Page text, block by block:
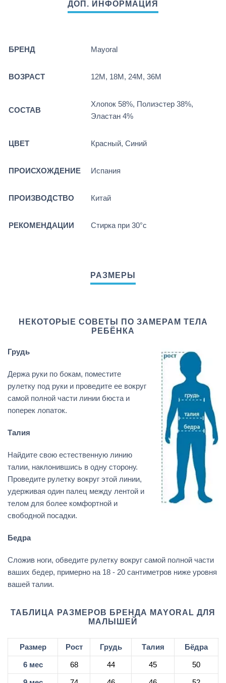
БРЕНД Mayoral
ВОЗРАСТ 12М, 18М, 24М, 36М
СОСТАВ
Хлопок 58%, Полиэстер 38%,
Эластан 4%
ЦВЕТ Красный, Синий
ПРОИСХОЖДЕНИЕ Испания
ПРОИЗВОДСТВО Китай
РЕКОМЕНДАЦИИ Стирка при 30°c
НЕКОТОРЫЕ СОВЕТЫ ПО ЗАМЕРАМ ТЕЛА
РЕБЁНКА
Грудь
Держа руки по бокам, поместите
рулетку под руки и проведите ее вокруг
самой полной части линии бюста и
поперек лопаток.
Талия
Найдите свою естественную линию
талии, наклонившись в одну сторону.
Проведите рулетку вокруг этой линии,
удерживая один палец между лентой и
телом для более комфортной и
свободной посадки.
Бедра
Сложив ноги, обведите рулетку вокруг самой полной части
ваших бедер, примерно на 18 - 20 сантиметров ниже уровня
вашей талии.
ТАБЛИЦА РАЗМЕРОВ БРЕНДА MAYORAL ДЛЯ
МАЛЫШЕЙ
Размер Рост Грудь Талия Бёдра
6 мес 68 44 45 50